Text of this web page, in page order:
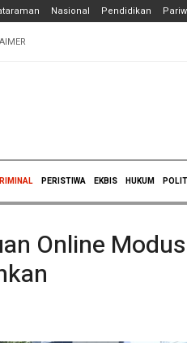
Nasional Pendidikan
PERISTIWA EKBIS HUKUM
Online Modus